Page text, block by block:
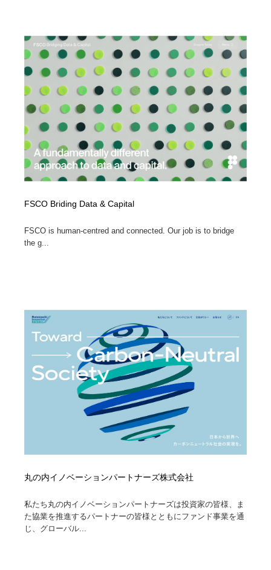
FSCO Briding Data & Capital
FSCO is human-centred and connected. Our job is to bridge
the g...
丸の内イノベーションパートナーズ株式会社
私たち丸の内イノベーションパートナーズは投資家の皆様、ま
た協業を推進するパートナーの皆様とともにファンド事業を通
じ、グローバル...